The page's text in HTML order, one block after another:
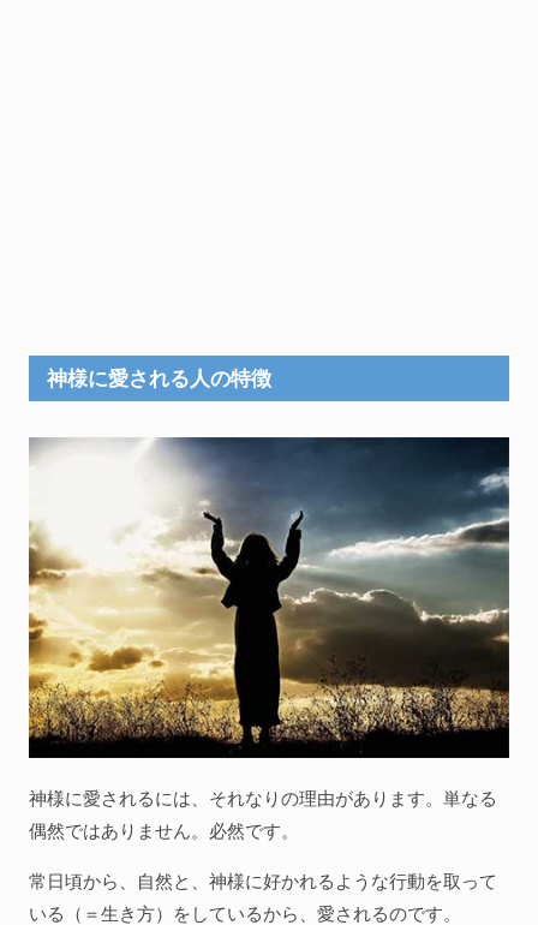
神様に愛される人の特徴
神様に愛されるには、それなりの理由があります。単なる
偶然ではありません。必然です。
常日頃から、自然と、神様に好かれるような行動を取って
いる（＝生き方）をしているから、愛されるのです。